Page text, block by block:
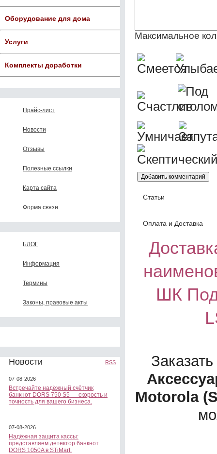
Оборудование для дома
Услуги
Комплекты доработки
Прайс-лист
Новости
Отзывы
Полезные ссылки
Карта сайта
Форма связи
БЛОГ
Информация
Термины
Законы, правовые акты
Новости RSS
07-08-2026
Встречайте надёжный счётчик
банкнот DORS 750 S5 — скорость и
точность для вашего бизнеса.
07-08-2026
Надёжная защита кассы:
представляем детектор банкнот
DORS 1050A в STiMart.
Максимальное
Статьи
Оплата и Доставка
ШК
Motorola